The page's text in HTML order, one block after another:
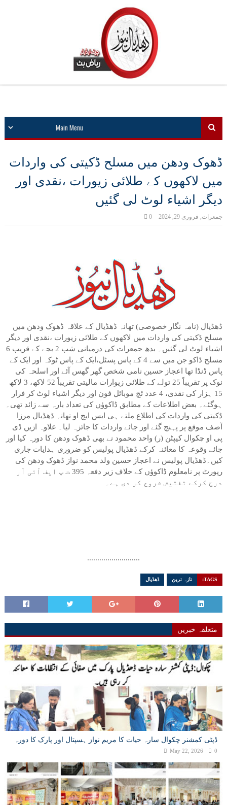
ڈھوک ودھن میں مسلح ڈکیتی کی واردات
میں لاکھوں کے طلائی زیورات ،نقدی اور
دیگر اشیاء لوٹ لی گئیں
جمعرات, فروری 29, 2024 0
ڈھڈیال (نامہ نگار خصوصی) تھانہ ڈھڈیال کے علاقہ ڈھوک ودھن میں
مسلح ڈکیتی کی واردات میں لاکھوں کے طلائی زیورات ،نقدی اور دیگر
اشیاء لوٹ لی گئیں۔ بدھ جمعرات کی درمیانی شب 2 بجے کے قریب 6
مسلح ڈاکو جن میں سے 4 کے پاس پسٹل،ایک کے پاس ٹوکہ اور ایک کے
پاس ڈنڈا تھا اعجاز حسین نامی شخص گھر گھس آئے اور اسلحہ کی
نوک پر تقریباً 25 تولے کے طلائی زیوارات مالیتی تقریباً 52 لاکھ، 3 لاکھ
15 ہزار کی نقدی، 4 عدد ٹچ موبائل فون اور دیگر اشیاء لوٹ کر فرار
ہوگئے۔ بعض اطلاعات کے مطابق ڈاکوؤں کی تعداد بارہ سے زائد تھی۔
ڈکیتی کی واردات کی اطلاع ملتے ہی ایس ایچ او تھانہ ڈھڈیال مرزا
آصف موقع پر پہنچ گئے اور جائے واردات کا جائزہ لیا۔ علاوہ ازیں ڈی
پی او چکوال کیپٹن (ر) واحد محمود نے بھی ڈھوک ودھن کا دورہ کیا اور
جائے وقوعہ کا معائنہ کرکے ڈھڈیال پولیس کو ضروری ہدایات جاری
کیں۔ڈھڈیال پولیس نے اعجاز حسین ولد محمد نواز ڈھوک ودھن کی
رپورٹ پر نامعلوم ڈاکوؤں کے خلاف زیر دفعہ 395 ت پ ایف آئی آر
درج کرکے تفتیش شروع کر دی ہے۔
..........................
TAGS: تازہ ترین ڈھڈیال
متعلقہ خبریں
ڈپٹی کمشنر چکوال سارہ حیات کا مریم نواز ہسپتال اور پارک کا دورہ
May 22, 2026 0